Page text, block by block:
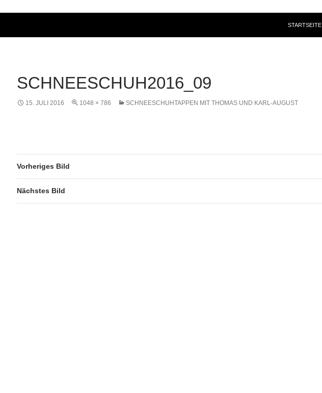
STARTSEITE
SCHNEESCHUH2016_09
15. JULI 2016 1048 × 786 SCHNEESCHUHTAPPEN MIT THOMAS UND KARL-AUGUST
Vorheriges Bild
Nächstes Bild